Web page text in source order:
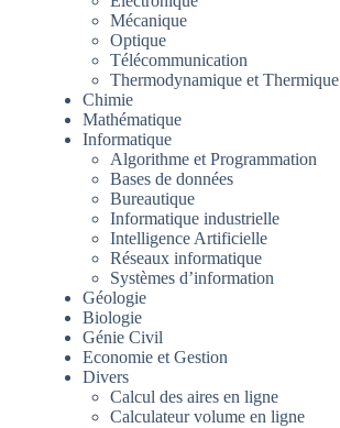
Mécanique
Optique
Télécommunication
Thermodynamique et Thermique
Chimie
Mathématique
Informatique
Algorithme et Programmation
Bases de données
Bureautique
Informatique industrielle
Intelligence Artificielle
Réseaux informatique
Systèmes d’information
Géologie
Biologie
Génie Civil
Economie et Gestion
Divers
Calcul des aires en ligne
Calculateur volume en ligne